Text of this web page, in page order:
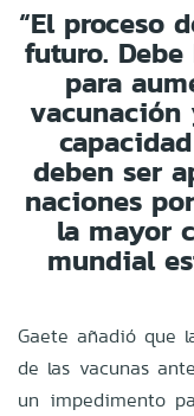
“El proceso
futuro.
para
vacunación
deben ser
naciones
la mayor
mundial
Gaete añadió que
de las vacunas
un impedimento